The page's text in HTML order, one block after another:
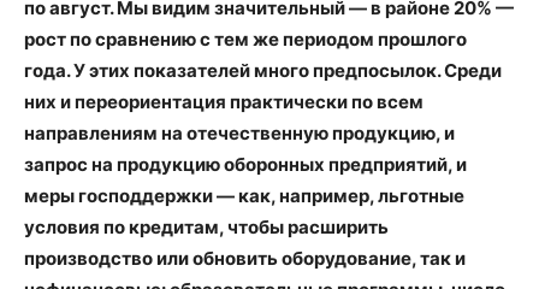
по август. Мы видим значительный — в районе 20% —
рост по сравнению с тем же периодом прошлого
года. У этих показателей много предпосылок. Среди
них и переориентация практически по всем
направлениям на отечественную продукцию, и
запрос на продукцию оборонных предприятий, и
меры господдержки — как, например, льготные
условия по кредитам, чтобы расширить
производство или обновить оборудование, так и